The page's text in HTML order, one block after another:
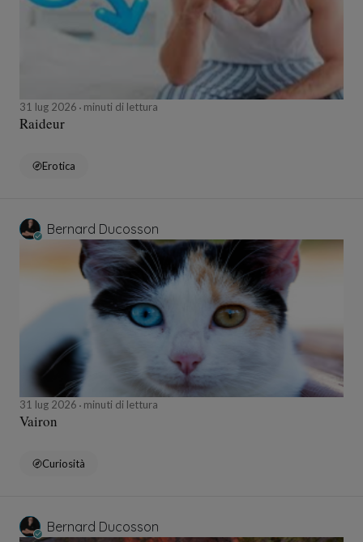
31 lug 2026 minuti di lettura
Raideur
Erotica
Bernard Ducosson
31 lug 2026 minuti di lettura
Vairon
Curiosità
Bernard Ducosson